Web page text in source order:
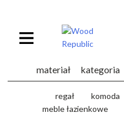
nawigację
materiał kategoria
regał komoda
meble łazienkowe